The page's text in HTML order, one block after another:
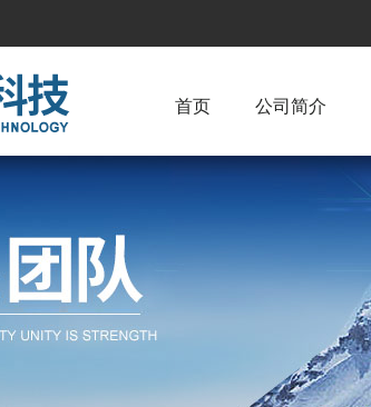
首页 公司简介